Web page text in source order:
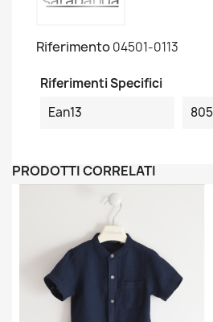
Riferimento04501-0113
Riferimenti Specifici
Ean13
PRODOTTI CORRELATI